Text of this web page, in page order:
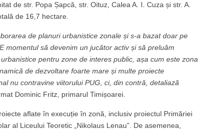
de str. Popa Șapcă, str. Oituz, Calea A. I. Cuza și str. A.
de 16,7 hectare.
de planuri urbanistice zonale și s-a bazat doar pe
momentul să devenim un jucător activ și să preluăm
pentru zone de interes public, așa cum este zona
de dezvoltare foarte mare și multe proiecte
nu contravine viitorului PUG, ci, din contră, detaliază
Dominic Fritz, primarul Timișoarei.
aflate în execuție în zonă, inclusiv proiectul Primăriei
al Liceului Teoretic „Nikolaus Lenau”. De asemenea,